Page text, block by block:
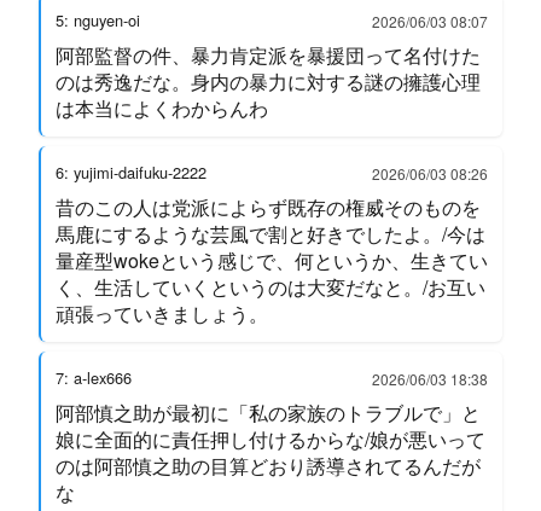
5: nguyen-oi 2026/06/03 08:07
阿部監督の件、暴力肯定派を暴援団って名付けた
のは秀逸だな。身内の暴力に対する謎の擁護心理
は本当によくわからんわ
6: yujimi-daifuku-2222 2026/06/03 08:26
昔のこの人は党派によらず既存の権威そのものを
馬鹿にするような芸風で割と好きでしたよ。/今は
量産型wokeという感じで、何というか、生きてい
く、生活していくというのは大変だなと。/お互い
頑張っていきましょう。
7: a-lex666 2026/06/03 18:38
阿部慎之助が最初に「私の家族のトラブルで」と
娘に全面的に責任押し付けるからな/娘が悪いって
のは阿部慎之助の目算どおり誘導されてるんだが
な